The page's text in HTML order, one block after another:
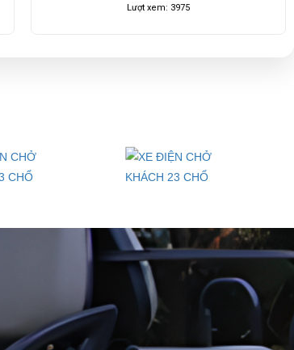
Lượt xem: 4399